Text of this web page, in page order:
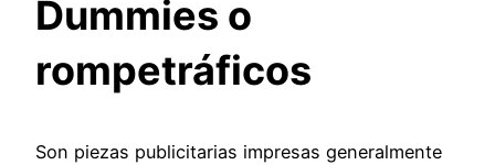
Dummies o
rompetráficos
Son piezas publicitarias impresas generalmente